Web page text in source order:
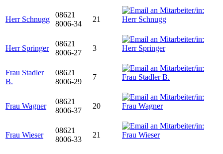
Herr Schnugg
08621
8006-34
21
Herr Springer
08621
8006-27
3
Frau Stadler
B.
08621
8006-29
7
Frau Wagner
08621
8006-37
20
Frau Wieser
08621
8006-33
21